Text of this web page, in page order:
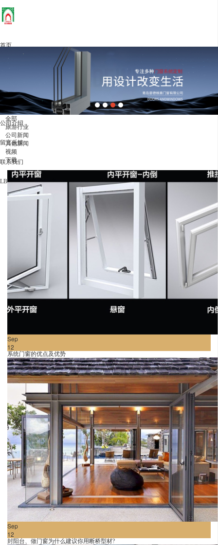
首页
资质荣誉
公司介绍
留言反馈
联系我们
LBS
全部
旅游行业
公司新闻
其他新闻
视频
下载
Sep
12
系统门窗的优点及优势
Sep
12
封阳台、做门窗为什么建议你用断桥型材?